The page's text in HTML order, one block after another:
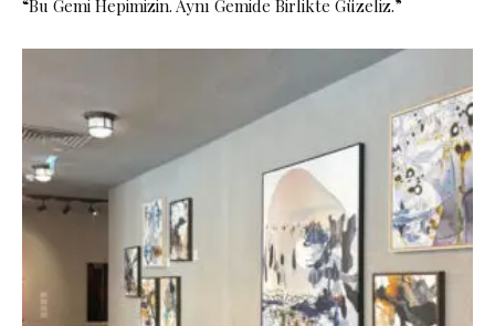
“Bu Gemi Hepimizin. Aynı Gemide Birlikte Güzeliz.”